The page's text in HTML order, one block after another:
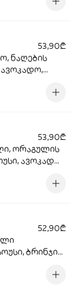
53,90₾
ნაღების
ავოკადო,
53,90₾
ორაგულის
ავოკადო,
52,90₾
ბრინჯის